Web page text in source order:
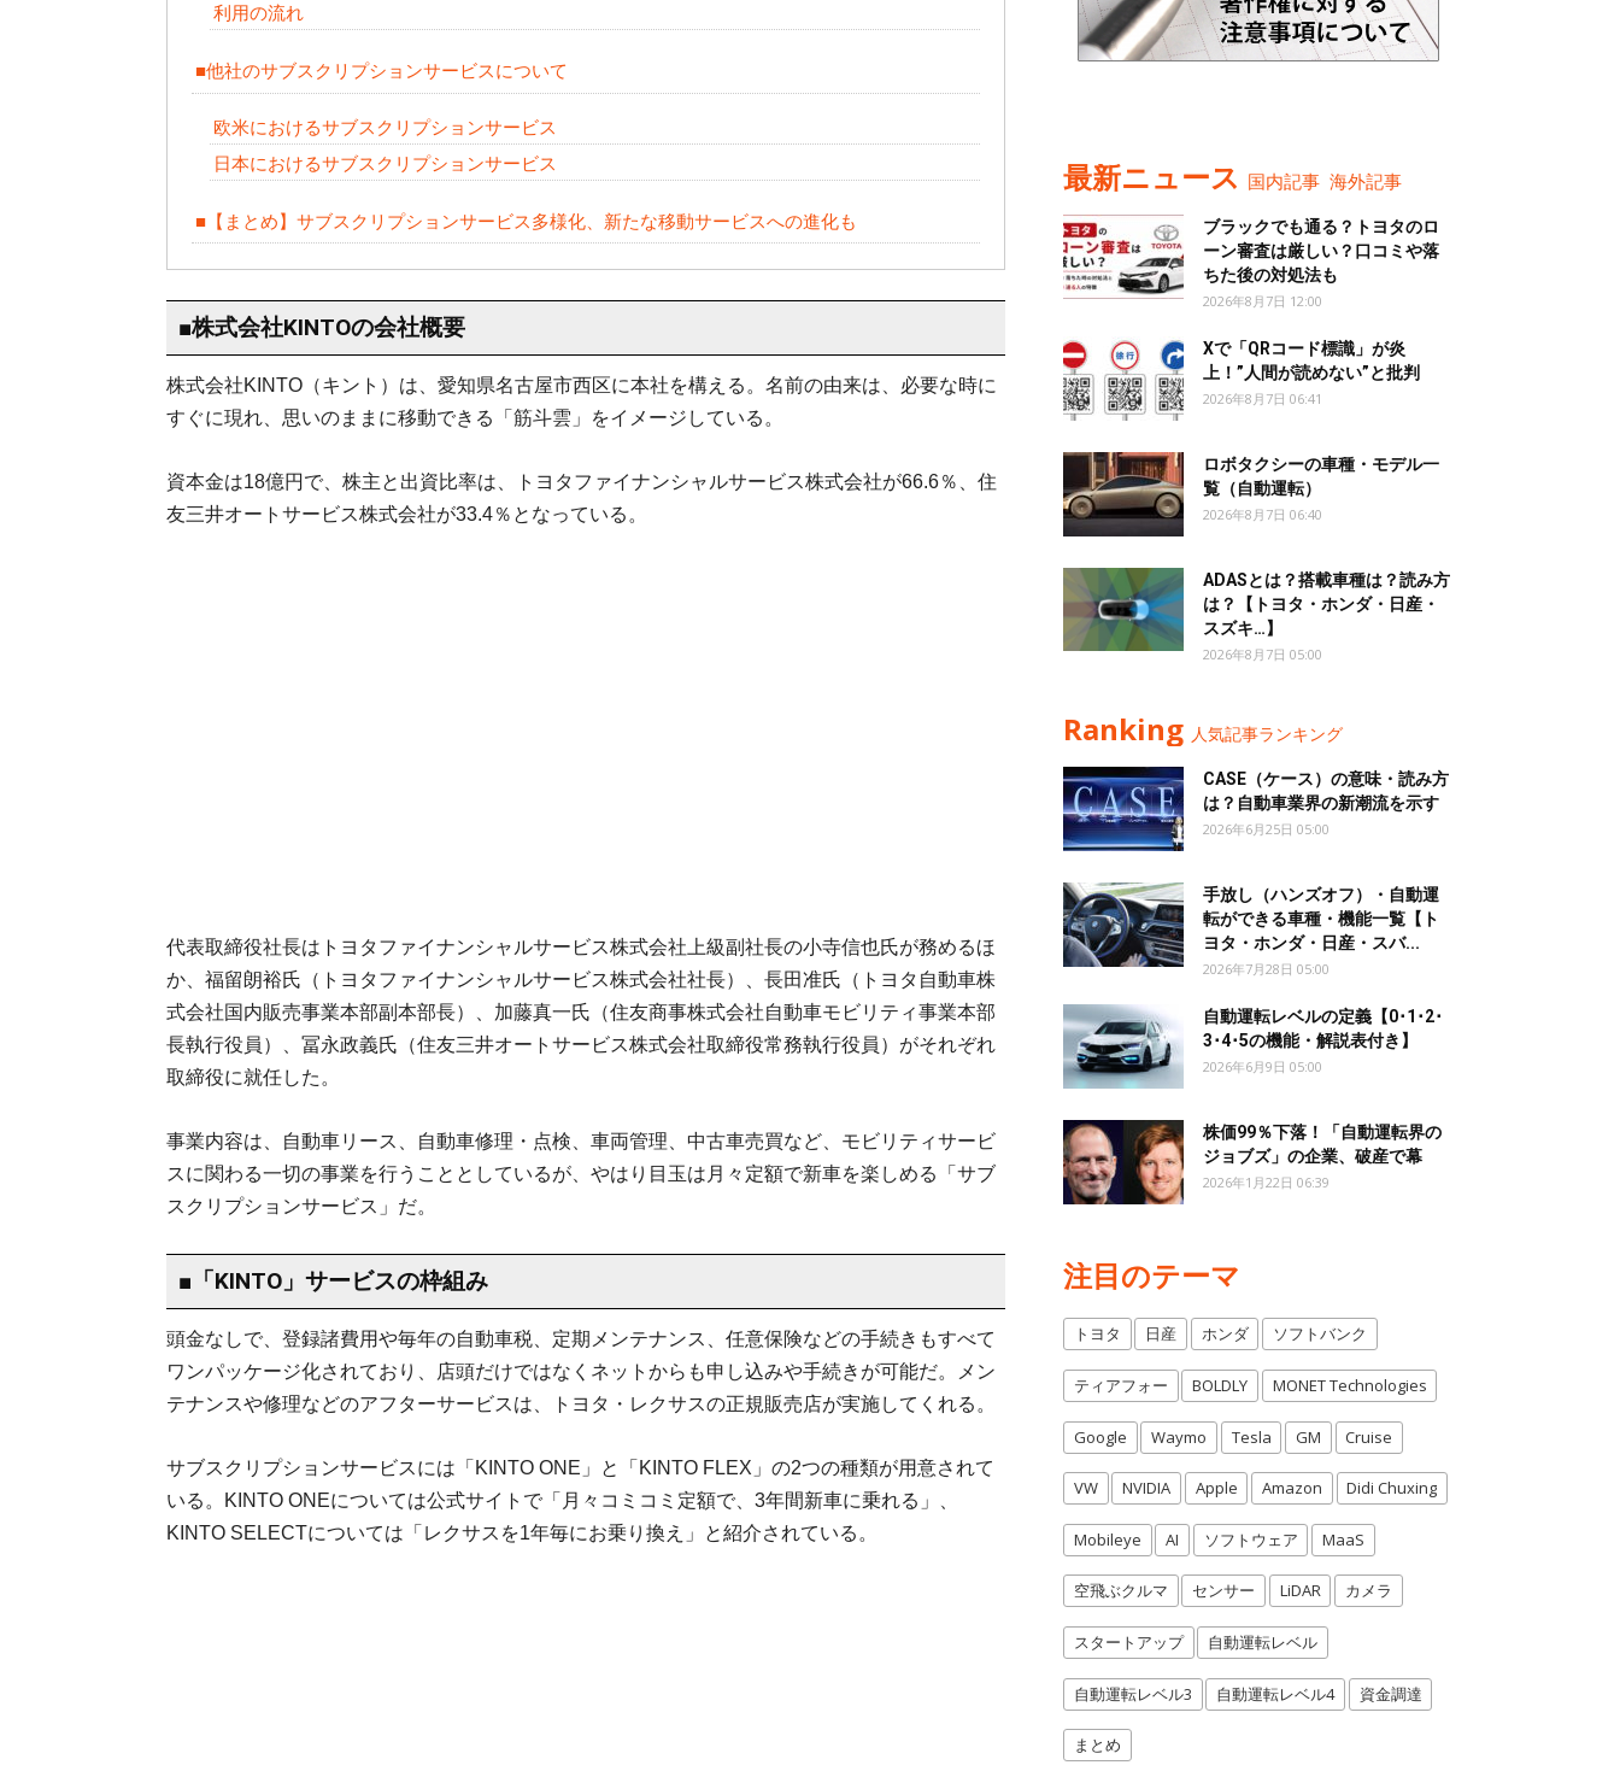
利用の流れ
■他社のサブスクリプションサービスについて
欧米におけるサブスクリプションサービス
日本におけるサブスクリプションサービス
■【まとめ】サブスクリプションサービス多様化、新たな移動サービスへの進化も
■株式会社KINTOの会社概要
株式会社KINTO（キント）は、愛知県名古屋市西区に本社を構える。名前の由来は、必要な時に
すぐに現れ、思いのままに移動できる「筋斗雲」をイメージしている。
資本金は18億円で、株主と出資比率は、トヨタファイナンシャルサービス株式会社が66.6％、住
友三井オートサービス株式会社が33.4％となっている。
代表取締役社長はトヨタファイナンシャルサービス株式会社上級副社長の小寺信也氏が務めるほ
か、福留朗裕氏（トヨタファイナンシャルサービス株式会社社長）、長田准氏（トヨタ自動車株
式会社国内販売事業本部副本部長）、加藤真一氏（住友商事株式会社自動車モビリティ事業本部
長執行役員）、冨永政義氏（住友三井オートサービス株式会社取締役常務執行役員）がそれぞれ
取締役に就任した。
事業内容は、自動車リース、自動車修理・点検、車両管理、中古車売買など、モビリティサービ
スに関わる一切の事業を行うこととしているが、やはり目玉は月々定額で新車を楽しめる「サブ
スクリプションサービス」だ。
■「KINTO」サービスの枠組み
頭金なしで、登録諸費用や毎年の自動車税、定期メンテナンス、任意保険などの手続きもすべて
ワンパッケージ化されており、店頭だけではなくネットからも申し込みや手続きが可能だ。メン
テナンスや修理などのアフターサービスは、トヨタ・レクサスの正規販売店が実施してくれる。
サブスクリプションサービスには「KINTO ONE」と「KINTO FLEX」の2つの種類が用意されて
いる。KINTO ONEについては公式サイトで「月々コミコミ定額で、3年間新車に乗れる」、
KINTO SELECTについては「レクサスを1年毎にお乗り換え」と紹介されている。
最新ニュース 国内記事 海外記事
ブラックでも通る？トヨタのロ
ーン審査は厳しい？口コミや落
ちた後の対処法も
2026年8月7日 12:00
Xで「QRコード標識」が炎
上！”人間が読めない”と批判
2026年8月7日 06:41
ロボタクシーの車種・モデル一
覧（自動運転）
2026年8月7日 06:40
ADASとは？搭載車種は？読み方
は？【トヨタ・ホンダ・日産・
スズキ…】
2026年8月7日 05:00
Ranking 人気記事ランキング
CASE（ケース）の意味・読み方
は？自動車業界の新潮流を示す
2026年6月25日 05:00
手放し（ハンズオフ）・自動運
転ができる車種・機能一覧【ト
ヨタ・ホンダ・日産・スバ...
2026年7月28日 05:00
自動運転レベルの定義【0･1･2･
3･4･5の機能・解説表付き】
2026年6月9日 05:00
株価99％下落！「自動運転界の
ジョブズ」の企業、破産で幕
2026年1月22日 06:39
注目のテーマ
トヨタ 日産 ホンダ ソフトバンク
ティアフォー BOLDLY MONET Technologies
Google Waymo Tesla GM Cruise
VW NVIDIA Apple Amazon Didi Chuxing
Mobileye AI ソフトウェア MaaS
空飛ぶクルマ センサー LiDAR カメラ
スタートアップ 自動運転レベル
自動運転レベル3 自動運転レベル4 資金調達
まとめ